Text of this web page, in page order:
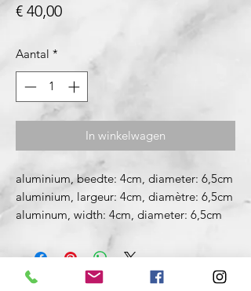
€ 40,00Prijs
Aantal *
In winkelwagen
aluminium, beedte: 4cm, diameter: 6,5cm
aluminium, largeur: 4cm, diamètre: 6,5cm
aluminum, width: 4cm, diameter: 6,5cm